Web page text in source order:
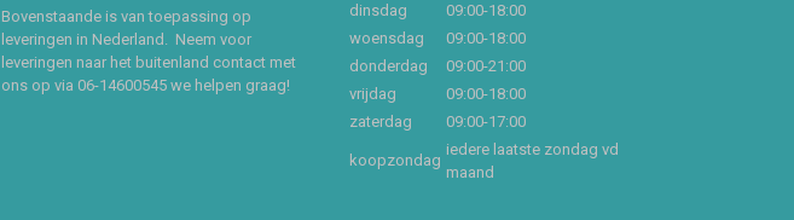
Bovenstaande is van toepassing op
leveringen in Nederland. Neem voor
leveringen naar het buitenland contact met
ons op via 06-14600545 we helpen graag!
dinsdag
09:00-18:00
woensdag
09:00-18:00
donderdag
09:00-21:00
vrijdag
09:00-18:00
zaterdag
09:00-17:00
koopzondag
iedere laatste zondag vd
maand